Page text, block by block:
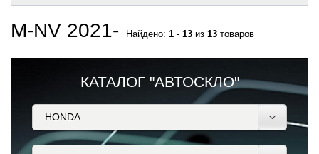
M-NV 2021- Найдено: 1 - 13 из 13 товаров
КАТАЛОГ "АВТОСКЛО"